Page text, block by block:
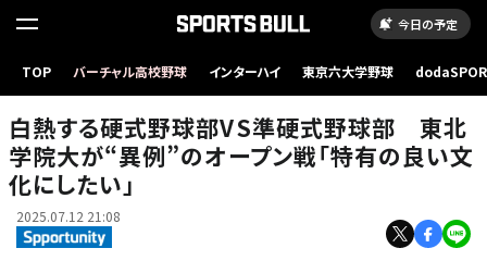
今日の予定
TOP バーチャル高校野球 インターハイ 東京六大学野球
白熱する硬式野球部VS準硬式野球部 東北
学院大が“異例”のオープン戦「特有の良い文
化にしたい」
2025.07.12 21:08